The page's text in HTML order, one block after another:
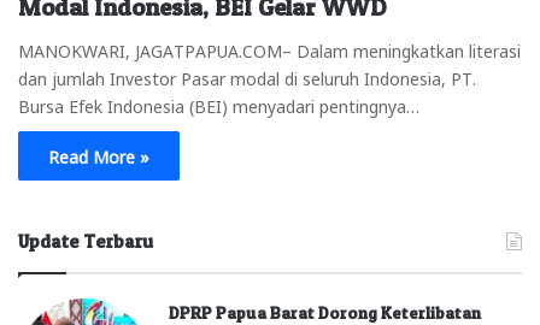
Modal Indonesia, BEI Gelar WWD
MANOKWARI, JAGATPAPUA.COM– Dalam meningkatkan literasi
dan jumlah Investor Pasar modal di seluruh Indonesia, PT.
Bursa Efek Indonesia (BEI) menyadari pentingnya…
Read More »
Update Terbaru
DPRP Papua Barat Dorong Keterlibatan